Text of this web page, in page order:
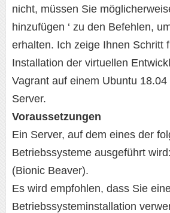
nicht, müssen Sie
hinzufügen ‘ zu den Befehlen,
erhalten. Ich zeige Ihnen Schritt
Installation der virtuellen
Vagrant auf einem Ubuntu
Server.
Voraussetzungen
Ein Server, auf dem eines der
Betriebssysteme ausgeführt
(Bionic Beaver).
Es wird empfohlen, dass Sie
Betriebssysteminstallation